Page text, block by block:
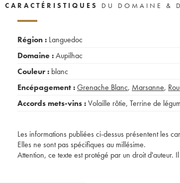
CARACTÉRISTIQUES DU DOMAINE &
Région : Languedoc
Domaine :Aupilhac
Couleur : blanc
Encépagement :Grenache Blanc, Marsanne,
Accords mets-vins :Volaille rôtie, Terrine de
Les informations publiées ci-dessus présentent les
Elles ne sont pas spécifiques au millésime.
Attention, ce texte est protégé par un droit d'auteur.